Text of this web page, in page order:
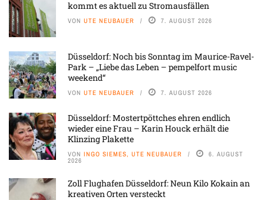
kommt es aktuell zu Stromausfällen
VON UTE NEUBAUER 7. AUGUST 2026
Düsseldorf: Noch bis Sonntag im Maurice-Ravel-
Park – „Liebe das Leben – pempelfort music
weekend“
VON UTE NEUBAUER 7. AUGUST 2026
Düsseldorf: Mostertpöttches ehren endlich
wieder eine Frau – Karin Houck erhält die
Klinzing Plakette
VON INGO SIEMES, UTE NEUBAUER 6. AUGUST
2026
Zoll Flughafen Düsseldorf: Neun Kilo Kokain an
kreativen Orten versteckt